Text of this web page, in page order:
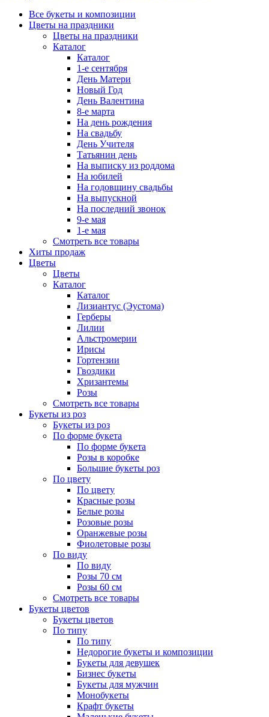
Все букеты и композиции
Цветы на праздники
Цветы на праздники
Каталог
Каталог
1-е сентября
День Матери
Новый Год
День Валентина
8-е марта
На день рождения
На свадьбу
День Учителя
Татьянин день
На выписку из роддома
На юбилей
На годовщину свадьбы
На выпускной
На последний звонок
9-е мая
1-е мая
Смотреть все товары
Хиты продаж
Цветы
Цветы
Каталог
Каталог
Лизиантус (Эустома)
Герберы
Лилии
Альстромерии
Ирисы
Гортензии
Гвоздики
Хризантемы
Розы
Смотреть все товары
Букеты из роз
Букеты из роз
По форме букета
По форме букета
Розы в коробке
Большие букеты роз
По цвету
По цвету
Красные розы
Белые розы
Розовые розы
Оранжевые розы
Фиолетовые розы
По виду
По виду
Розы 70 см
Розы 60 см
Смотреть все товары
Букеты цветов
Букеты цветов
По типу
По типу
Недорогие букеты и композиции
Букеты для девушек
Бизнес букеты
Букеты для мужчин
Монобукеты
Крафт букеты